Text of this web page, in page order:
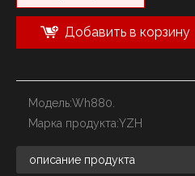
Добавить в корзину
Модель:Wh880.
Марка продукта:YZH
описание продукта